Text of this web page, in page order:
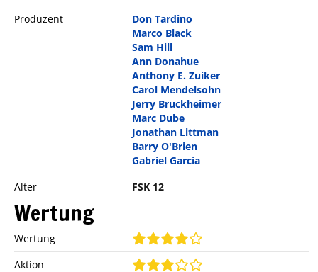
Produzent
Don Tardino
Marco Black
Sam Hill
Ann Donahue
Anthony E. Zuiker
Carol Mendelsohn
Jerry Bruckheimer
Marc Dube
Jonathan Littman
Barry O'Brien
Gabriel Garcia
Alter
FSK 12
Wertung
Wertung
Aktion